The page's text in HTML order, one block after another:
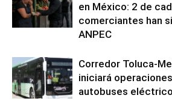
en México: 2 de
comerciantes han
ANPEC
Corredor Toluca-
iniciará
autobuses